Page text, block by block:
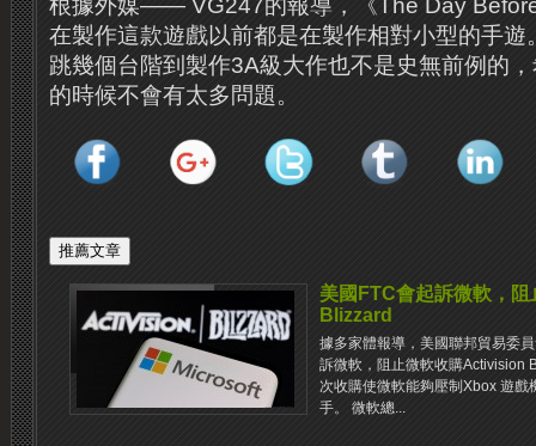
根據外媒—— VG247的報導，《The Day
在製作這款遊戲以前都是在製作相對小型的手遊
跳幾個台階到製作3A級大作也不是史無前例的
的時候不會有太多問題。
美國FTC會起訴微軟，
Blizzard
據多家體報導，美國聯邦貿易委
訴微軟，阻止微軟收購Activision
次收購使微軟能夠壓制Xbox 遊
手。 微軟總...